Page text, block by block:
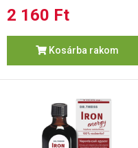
2 160 Ft
Kosárba rakom